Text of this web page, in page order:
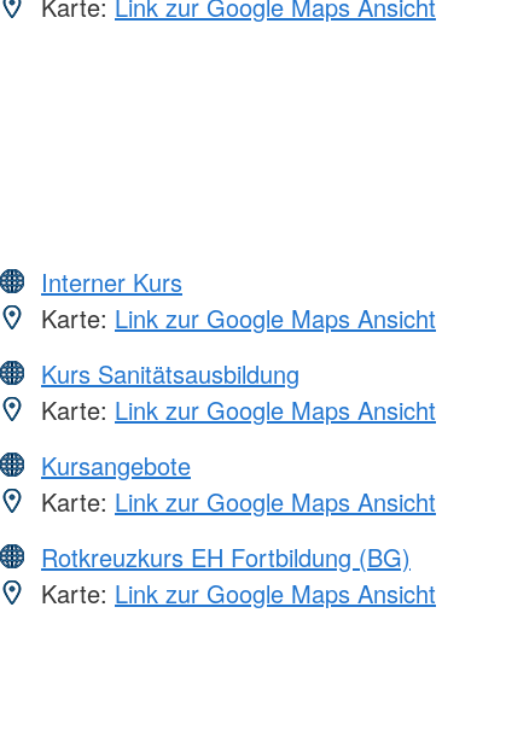
Interner Kurs
Karte: Link zur Google Maps Ansicht
Kurs Sanitätsausbildung
Karte: Link zur Google Maps Ansicht
Kursangebote
Karte: Link zur Google Maps Ansicht
Rotkreuzkurs EH Fortbildung (BG)
Karte: Link zur Google Maps Ansicht